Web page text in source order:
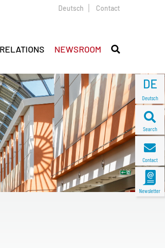
DE
Deutsch
Search
Contact
Newsletter
Deutsch Contact
NEWSROOM